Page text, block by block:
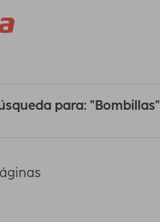
para: "Bombillas"